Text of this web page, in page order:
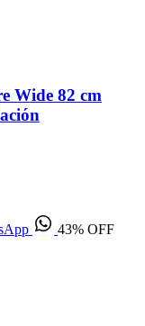
Wide 82 cm
43% OFF